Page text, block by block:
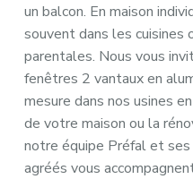
un balcon. En maison
souvent dans les cuisines
parentales. Nous vous
fenêtres 2 vantaux en
mesure dans nos usines
de votre maison ou la
notre équipe Préfal et
agréés vous